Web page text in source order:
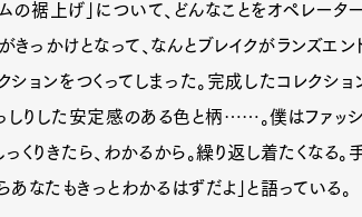
ムの裾上げ」について、どんなことをオペレー
きっかけとなって、なんとブレイクがランズエ
ョンをつくってしまった。完成したコレクシ
っしりした安定感のある色と柄……。僕はファッ
くりきたら、わかるから。繰り返し着たくなる
あなたもきっとわかるはずだよ」と語っている。